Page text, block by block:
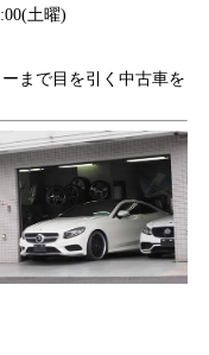
土曜)
まで目を引く中古車を